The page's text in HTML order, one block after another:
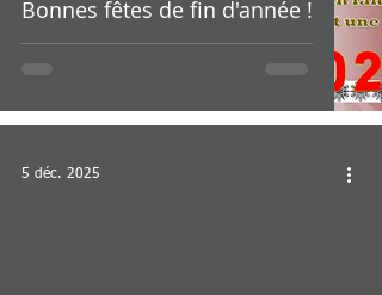
Bonnes fêtes de fin d'année !
5 déc. 2025